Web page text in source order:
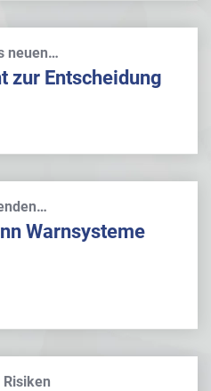
neuen…
zur Entscheidung
Warnsysteme